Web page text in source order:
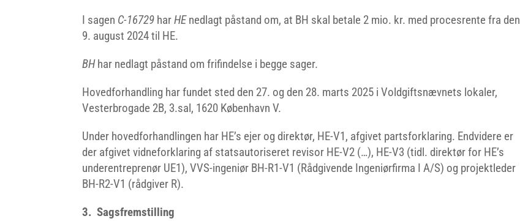
I sagen C-16729 harHEnedlagt påstand om, at BH skal betale 2 mio. kr. med procesrente fra den
9. august 2024 til HE.
BHhar nedlagt påstand om frifindelse i begge sager.
Hovedforhandling har fundet sted den 27. og den 28. marts 2025 i Voldgiftsnævnets lokaler,
Vesterbrogade 2B, 3.sal, 1620 København V.
Under hovedforhandlingen har HE’s ejer og direktør, HE-V1, afgivet partsforklaring. Endvidere er
der afgivet vidneforklaring af statsautoriseret revisor HE-V2 (…), HE-V3 (tidl. direktør for HE’s
underentreprenør UE1), VVS-ingeniør BH-R1-V1 (Rådgivende Ingeniørfirma I A/S) og projektleder
BH-R2-V1 (rådgiver R).
3. Sagsfremstilling